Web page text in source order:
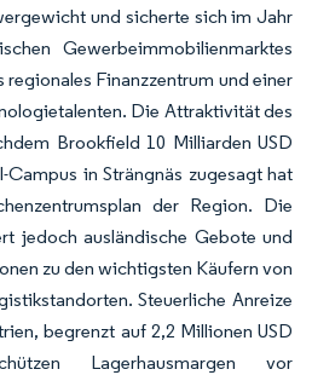
und sicherte sich im Jahr
Gewerbeimmobilienmarktes
regionales Finanzzentrum und einer
Die Attraktivität des
Brookfield 10 Milliarden USD
Campus in Strängnäs zugesagt hat
der Region. Die
jedoch ausländische Gebote und
zu den wichtigsten Käufern von
Steuerliche Anreize
begrenzt auf 2,2 Millionen USD
Lagerhausmargen vor